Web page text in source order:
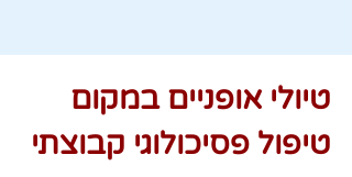
טיולי אופניים במקום
טיפול פסיכולוגי קבוצתי